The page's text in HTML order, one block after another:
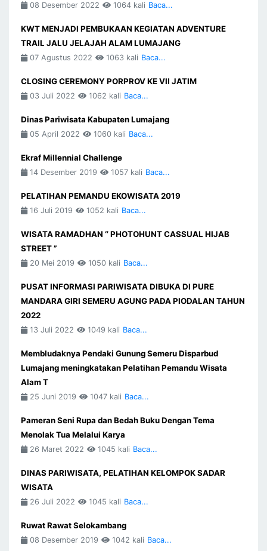
08 Desember 2022 1064 kali Baca...
KWT MENJADI PEMBUKAAN KEGIATAN ADVENTURE
TRAIL JALU JELAJAH ALAM LUMAJANG
07 Agustus 2022 1063 kali Baca...
CLOSING CEREMONY PORPROV KE VII JATIM
03 Juli 2022 1062 kali Baca...
Dinas Pariwisata Kabupaten Lumajang
05 April 2022 1060 kali Baca...
Ekraf Millennial Challenge
14 Desember 2019 1057 kali Baca...
PELATIHAN PEMANDU EKOWISATA 2019
16 Juli 2019 1052 kali Baca...
WISATA RAMADHAN ‘’ PHOTOHUNT CASSUAL HIJAB
STREET ”
20 Mei 2019 1050 kali Baca...
PUSAT INFORMASI PARIWISATA DIBUKA DI PURE
MANDARA GIRI SEMERU AGUNG PADA PIODALAN TAHUN
2022
13 Juli 2022 1049 kali Baca...
Membludaknya Pendaki Gunung Semeru Disparbud
Lumajang meningkatakan Pelatihan Pemandu Wisata
Alam T
25 Juni 2019 1047 kali Baca...
Pameran Seni Rupa dan Bedah Buku Dengan Tema
Menolak Tua Melalui Karya
26 Maret 2022 1045 kali Baca...
DINAS PARIWISATA, PELATIHAN KELOMPOK SADAR
WISATA
26 Juli 2022 1045 kali Baca...
Ruwat Rawat Selokambang
08 Desember 2019 1042 kali Baca...